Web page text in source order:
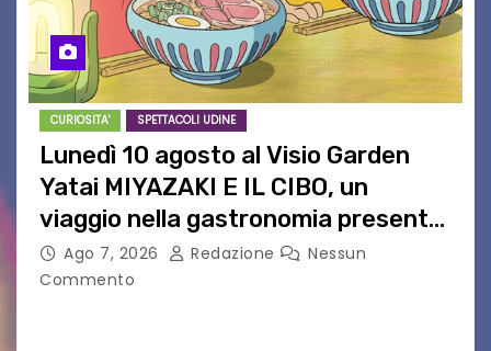
CURIOSITA' SPETTACOLI UDINE
Lunedì 10 agosto al Visio Garden
Yatai MIYAZAKI E IL CIBO, un
viaggio nella gastronomia presente
nei film di Hayao Miyazaki!
Ago 7, 2026 Redazione
Nessun
Commento